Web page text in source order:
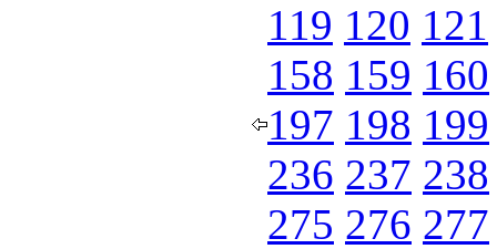
119 120 121
158 159 160
197 198 199
236 237 238
275 276 277